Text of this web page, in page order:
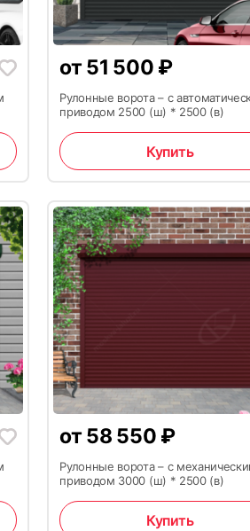
24
27
от 51 500 ₽
Рулонные ворота – с
приводом 2500 (ш) * 2500 (в)
Купить
от 58 550 ₽
Рулонные ворота – с
приводом 3000 (ш) * 2500 (в)
Купить